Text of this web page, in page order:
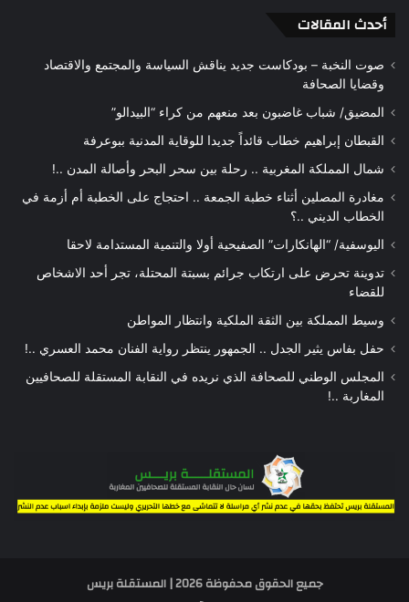
أحدث المقالات
صوت النخبة – بودكاست جديد يناقش السياسة والمجتمع والاقتصاد
وقضايا الصحافة
المضيق/ شباب غاضبون بعد منعهم من كراء “البيدالو”
القبطان إبراهيم خطاب قائداً جديدا للوقاية المدنية ببوعرفة
شمال المملكة المغربية .. رحلة بين سحر البحر وأصالة المدن ..!
مغادرة المصلين أثناء خطبة الجمعة .. احتجاج على الخطبة أم أزمة في
الخطاب الديني ..؟
اليوسفية/ “الهانكارات” الصفيحية أولا والتنمية المستدامة لاحقا
تدوينة تحرض على ارتكاب جرائم بسبتة المحتلة، تجر أحد الاشخاص
للقضاء
وسيط المملكة بين الثقة الملكية وانتظار المواطن
حفل بفاس يثير الجدل .. الجمهور ينتظر رواية الفنان محمد العسري ..!
المجلس الوطني للصحافة الذي نريده في النقابة المستقلة للصحافيين
المغاربة ..!
جميع الحقوق محفوظة 2026 | المستقلة بريس